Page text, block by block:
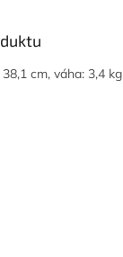
cm, váha: 3,4 kg